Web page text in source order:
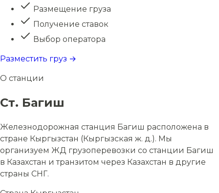
Размещение груза
Получение ставок
Выбор оператора
Разместить груз →
О станции
Ст. Багиш
Железнодорожная станция Багиш расположена в
стране Кыргызстан (Кыргызская ж. д.). Мы
организуем ЖД грузоперевозки со станции Багиш
в Казахстан и транзитом через Казахстан в другие
страны СНГ.